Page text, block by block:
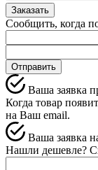
Заказать
Сообщить, когда
Отправить
Ваша заявка
Когда товар
на Ваш email.
Ваша заявка
Нашли дешевле?